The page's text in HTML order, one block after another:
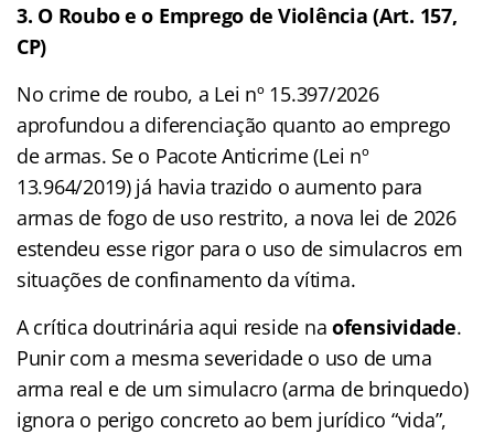
3. O Roubo e o Emprego de Violência (Art. 157,
CP)
No crime de roubo, a Lei nº 15.397/2026
aprofundou a diferenciação quanto ao emprego
de armas. Se o Pacote Anticrime (Lei nº
13.964/2019) já havia trazido o aumento para
armas de fogo de uso restrito, a nova lei de 2026
estendeu esse rigor para o uso de simulacros em
situações de confinamento da vítima.
A crítica doutrinária aqui reside naofensividade.
Punir com a mesma severidade o uso de uma
arma real e de um simulacro (arma de brinquedo)
ignora o perigo concreto ao bem jurídico “vida”,